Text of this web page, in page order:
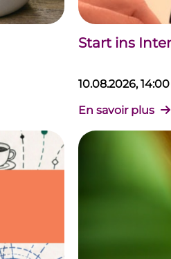
Start ins
10.08.2026,
En savoir plus